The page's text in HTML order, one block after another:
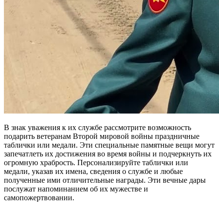
В знак уважения к их службе рассмотрите возможность
подарить ветеранам Второй мировой войны праздничные
таблички или медали. Эти специальные памятные вещи могут
запечатлеть их достижения во время войны и подчеркнуть их
огромную храбрость. Персонализируйте таблички или
медали, указав их имена, сведения о службе и любые
полученные ими отличительные награды. Эти вечные дары
послужат напоминанием об их мужестве и
самопожертвовании.